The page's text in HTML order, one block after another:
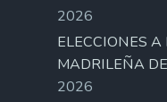
2026
ELECCIONES
MADRILEÑA
2026